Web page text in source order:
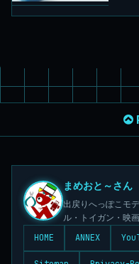
まめおと～さん
出戻りへっぽこモ
ル・トイガン・映
HOME ANNEX